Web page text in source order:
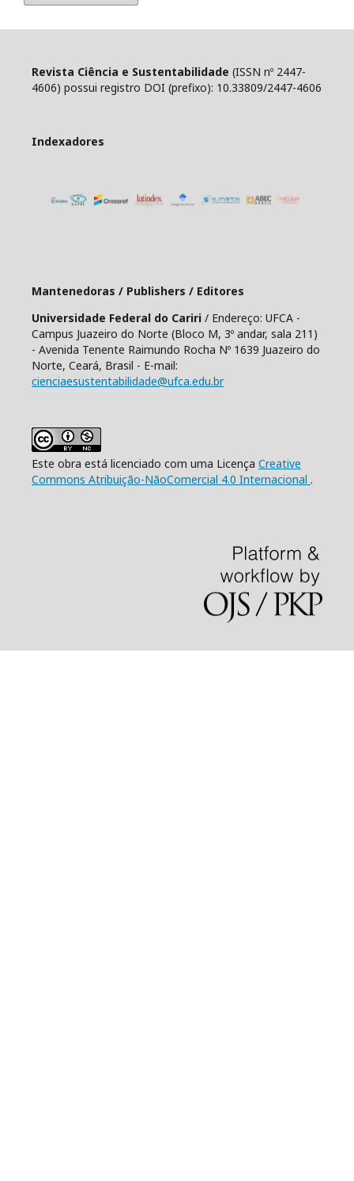
Revista Ciência e Sustentabilidade (ISSN nº 2447-
4606) possui registro DOI (prefixo): 10.33809/2447-4606
Indexadores
Mantenedoras / Publishers / Editores
Universidade Federal do Cariri / Endereço: UFCA -
Campus Juazeiro do Norte (Bloco M, 3º andar, sala 211)
- Avenida Tenente Raimundo Rocha Nº 1639 Juazeiro do
Norte, Ceará, Brasil - E-mail:
cienciaesustentabilidade@ufca.edu.br
Este obra está licenciado com uma Licença Creative
Commons Atribuição-NãoComercial 4.0 Internacional .